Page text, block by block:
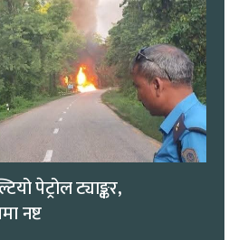
पेट्रोल ट्याङ्कर,
नष्ट